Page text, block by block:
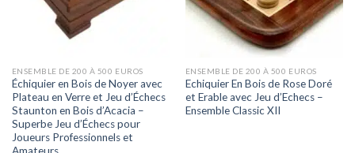
ENSEMBLE DE 200 À 500 EUROS
Échiquier en Bois de Noyer avec
Plateau en Verre et Jeu d’Échecs
Staunton en Bois d’Acacia –
Superbe Jeu d’Échecs pour
Joueurs Professionnels et
ENSEMBLE DE 200 À 500 EUROS
Echiquier En Bois de Rose Doré
et Erable avec Jeu d’Echecs –
Ensemble Classic XII